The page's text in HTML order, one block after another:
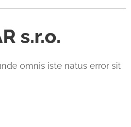
s.r.o.
omnis iste natus error sit